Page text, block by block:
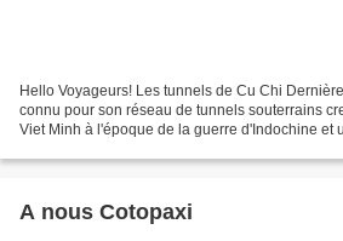
Hello Voyageurs! Les tunnels de Cu Chi
connu pour son réseau de tunnels souterrains
Viet Minh à l'époque de la guerre d'Indochine et
A nous Cotopaxi